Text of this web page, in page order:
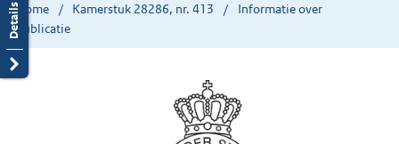
Home Kamerstuk 28286, nr. 413
Informatie over
publicatie